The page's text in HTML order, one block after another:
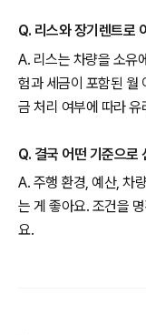
Q. 리스와 장기렌트로
A. 리스는 차량을 소유
험과 세금이 포함된 월
금 처리 여부에 따라
Q. 결국 어떤 기준으로
A. 주행 환경, 예산, 차
는 게 좋아요. 조건을
요.